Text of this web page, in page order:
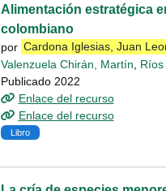
Alimentación estratégica
colombiano
por Cardona Iglesias, Juan
Valenzuela Chirán, Martín
Publicado 2022
Enlace del recurso
Enlace del recurso
Libro